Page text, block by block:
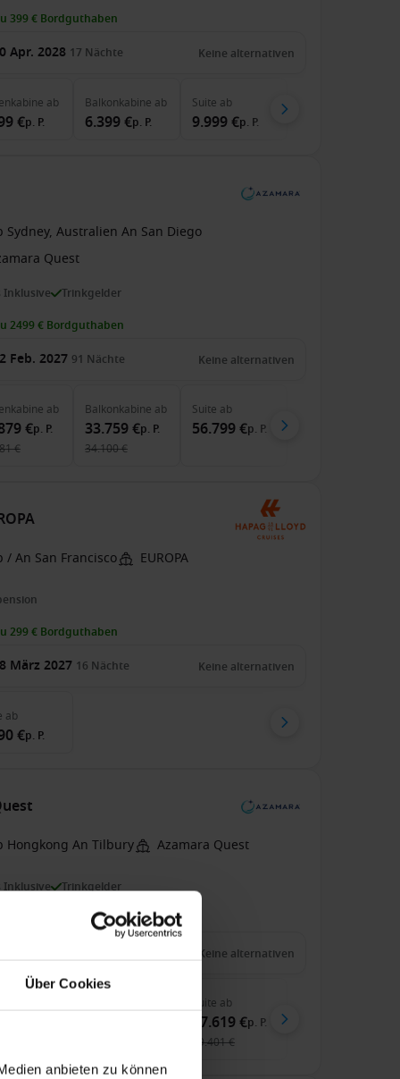
Über Cookies
anbieten zu können
399 € Bordguthaben
Apr. 2028 17 Nächte Keine alternativen
ab
€p. P.
Balkonkabine ab
6.399 €p. P.
Suite ab
9.999 €p. P.
Sydney, Australien An San Diego
Quest
Inklusive Trinkgelder
2499 € Bordguthaben
Feb. 2027 91 Nächte Keine alternativen
ab
€p. P.
€
Balkonkabine ab
33.759 €p. P.
34.100 €
Suite ab
56.799 €p. P.
/ An San Francisco EUROPA
299 € Bordguthaben
März 2027 16 Nächte Keine alternativen
ab
€p. P.
Hongkong An Tilbury Azamara Quest
Inklusive Trinkgelder
zu 2499 € Bordguthaben
Keine alternativen
Suite ab
57.619 €p. P.
59.401 €